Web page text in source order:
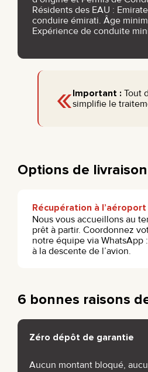
Résidents des EAU :
conduire émirati. Âge
Expérience de conduite
«Important : Tout
simplifie le
Options de
Récupération à l’aéroport
Nous vous accueillons au
prêt à partir. Coordonnez
notre équipe via WhatsApp
à la descente de l’avion.
6 bonnes raisons
Zéro dépôt de garantie
Aucun montant bloqué,